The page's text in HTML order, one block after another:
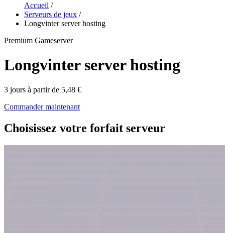
Accueil /
Serveurs de jeux /
Longvinter server hosting
Premium Gameserver
Longvinter server hosting
3 jours à partir de 5,48 €
Commander maintenant
Choisissez votre forfait serveur